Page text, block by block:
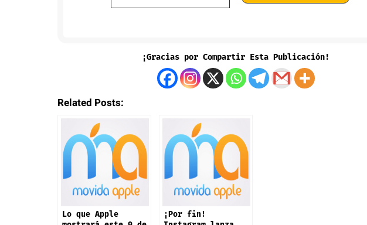
¡Gracias por Compartir Esta Publicación!
Related Posts:
Lo que Apple
¡Por fin!